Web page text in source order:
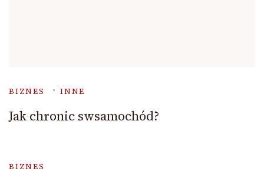
BIZNES INNE
Jak chronic swsamochód?
BIZNES